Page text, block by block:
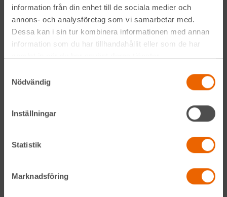
information från din enhet till de sociala medier och
annons- och analysföretag som vi samarbetar med.
Dessa kan i sin tur kombinera informationen med annan
information som du har tillhandahållit eller som de har
Nödvändig
Inställningar
Statistik
Marknadsföring
Jobba hos oss
HLLÅ! Vår värld
Vanliga frågor
Kontakta oss